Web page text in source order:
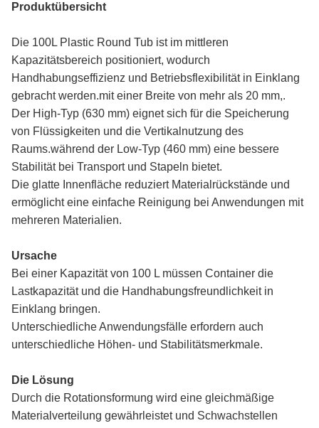
Produktübersicht
Die 100L Plastic Round Tub ist im mittleren
Kapazitätsbereich positioniert, wodurch
Handhabungseffizienz und Betriebsflexibilität in Einklang
gebracht werden.mit einer Breite von mehr als 20 mm,.
Der High-Typ (630 mm) eignet sich für die Speicherung
von Flüssigkeiten und die Vertikalnutzung des
Raums.während der Low-Typ (460 mm) eine bessere
Stabilität bei Transport und Stapeln bietet.
Die glatte Innenfläche reduziert Materialrückstände und
ermöglicht eine einfache Reinigung bei Anwendungen mit
mehreren Materialien.
Ursache
Bei einer Kapazität von 100 L müssen Container die
Lastkapazität und die Handhabungsfreundlichkeit in
Einklang bringen.
Unterschiedliche Anwendungsfälle erfordern auch
unterschiedliche Höhen- und Stabilitätsmerkmale.
Die Lösung
Durch die Rotationsformung wird eine gleichmäßige
Materialverteilung gewährleistet und Schwachstellen